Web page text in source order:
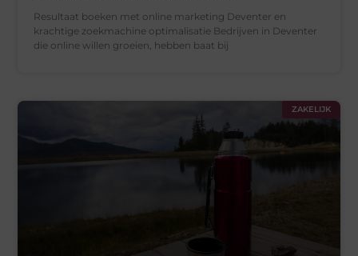
Resultaat boeken met online marketing Deventer en
krachtige zoekmachine optimalisatie Bedrijven in Deventer
die online willen groeien, hebben baat bij
ZAKELIJK